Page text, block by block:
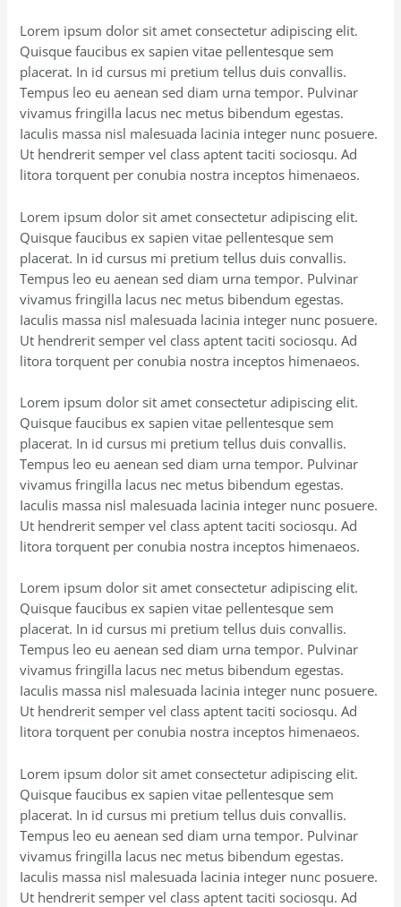
Lorem ipsum dolor sit amet consectetur adipiscing elit.
Quisque faucibus ex sapien vitae pellentesque sem
placerat. In id cursus mi pretium tellus duis convallis.
Tempus leo eu aenean sed diam urna tempor. Pulvinar
vivamus fringilla lacus nec metus bibendum egestas.
Iaculis massa nisl malesuada lacinia integer nunc posuere.
Ut hendrerit semper vel class aptent taciti sociosqu. Ad
litora torquent per conubia nostra inceptos himenaeos.
Lorem ipsum dolor sit amet consectetur adipiscing elit.
Quisque faucibus ex sapien vitae pellentesque sem
placerat. In id cursus mi pretium tellus duis convallis.
Tempus leo eu aenean sed diam urna tempor. Pulvinar
vivamus fringilla lacus nec metus bibendum egestas.
Iaculis massa nisl malesuada lacinia integer nunc posuere.
Ut hendrerit semper vel class aptent taciti sociosqu. Ad
litora torquent per conubia nostra inceptos himenaeos.
Lorem ipsum dolor sit amet consectetur adipiscing elit.
Quisque faucibus ex sapien vitae pellentesque sem
placerat. In id cursus mi pretium tellus duis convallis.
Tempus leo eu aenean sed diam urna tempor. Pulvinar
vivamus fringilla lacus nec metus bibendum egestas.
Iaculis massa nisl malesuada lacinia integer nunc posuere.
Ut hendrerit semper vel class aptent taciti sociosqu. Ad
litora torquent per conubia nostra inceptos himenaeos.
Lorem ipsum dolor sit amet consectetur adipiscing elit.
Quisque faucibus ex sapien vitae pellentesque sem
placerat. In id cursus mi pretium tellus duis convallis.
Tempus leo eu aenean sed diam urna tempor. Pulvinar
vivamus fringilla lacus nec metus bibendum egestas.
Iaculis massa nisl malesuada lacinia integer nunc posuere.
Ut hendrerit semper vel class aptent taciti sociosqu. Ad
litora torquent per conubia nostra inceptos himenaeos.
Lorem ipsum dolor sit amet consectetur adipiscing elit.
Quisque faucibus ex sapien vitae pellentesque sem
placerat. In id cursus mi pretium tellus duis convallis.
Tempus leo eu aenean sed diam urna tempor. Pulvinar
vivamus fringilla lacus nec metus bibendum egestas.
Iaculis massa nisl malesuada lacinia integer nunc posuere.
Ut hendrerit semper vel class aptent taciti sociosqu. Ad